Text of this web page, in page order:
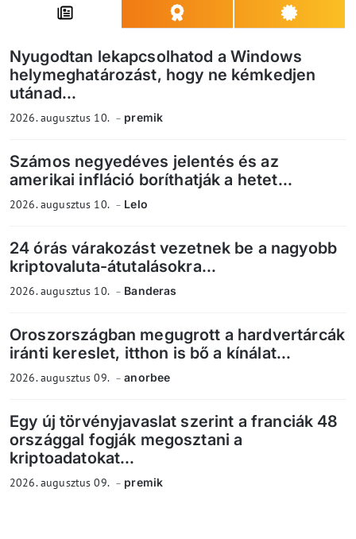
Nyugodtan lekapcsolhatod a Windows
helymeghatározást, hogy ne kémkedjen
utánad...
2026. augusztus 10. premik
Számos negyedéves jelentés és az
amerikai infláció boríthatják a hetet...
2026. augusztus 10. Lelo
24 órás várakozást vezetnek be a nagyobb
kriptovaluta-átutalásokra...
2026. augusztus 10. Banderas
Oroszországban megugrott a hardvertárcák
iránti kereslet, itthon is bő a kínálat...
2026. augusztus 09. anorbee
Egy új törvényjavaslat szerint a franciák 48
országgal fogják megosztani a
kriptoadatokat...
2026. augusztus 09. premik